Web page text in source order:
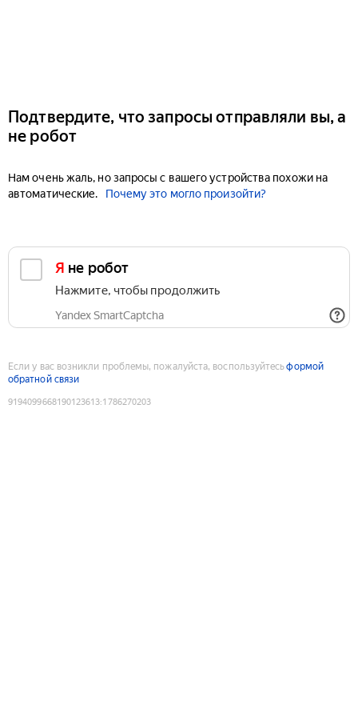
Подтвердите, что запросы отправляли вы, а
не робот
Нам очень жаль, но запросы с вашего устройства похожи на
автоматические.
Почему это могло произойти?
Я не робот
Нажмите, чтобы продолжить
Yandex SmartCaptcha
Если у вас возникли проблемы, пожалуйста, воспользуйтесьформой
обратной связи
9194099668190123613:1786270203